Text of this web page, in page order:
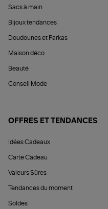
Sacs à main
Bijoux tendances
Doudounes et Parkas
Maison déco
Beauté
Conseil Mode
OFFRES ET TENDANCES
Idées Cadeaux
Carte Cadeau
Valeurs Sûres
Tendances du moment
Soldes